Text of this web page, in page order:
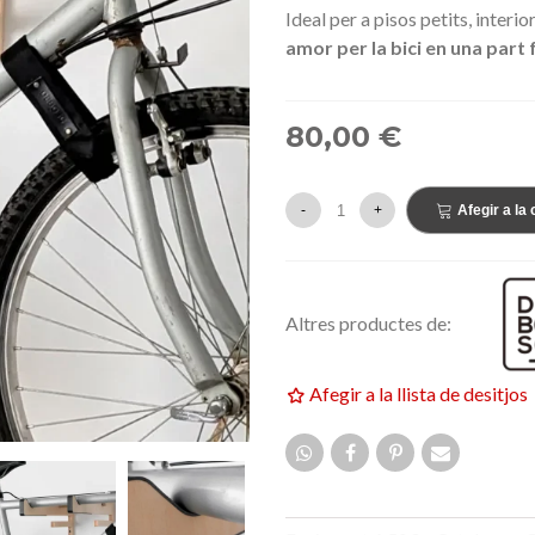
Ideal per a pisos petits,
amor per la bici en una part
80,00 €
- + Afegir a la
Altres productes de:
Afegir a la llista de desitjos
159,00 €
NOVETAT